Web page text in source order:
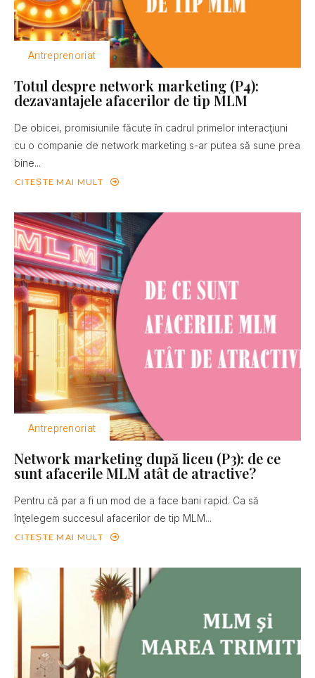
Antreprenoriat
Totul despre network marketing (P4):
dezavantajele afacerilor de tip MLM
De obicei, promisiunile făcute în cadrul primelor interacţiuni
cu o companie de network marketing s-ar putea să sune prea
bine...
CITEȘTE MAI MULT
Antreprenoriat
Network marketing după liceu (P3): de ce
sunt afacerile MLM atât de atractive?
Pentru că par a fi un mod de a face bani rapid. Ca să
înţelegem succesul afacerilor de tip MLM...
CITEȘTE MAI MULT